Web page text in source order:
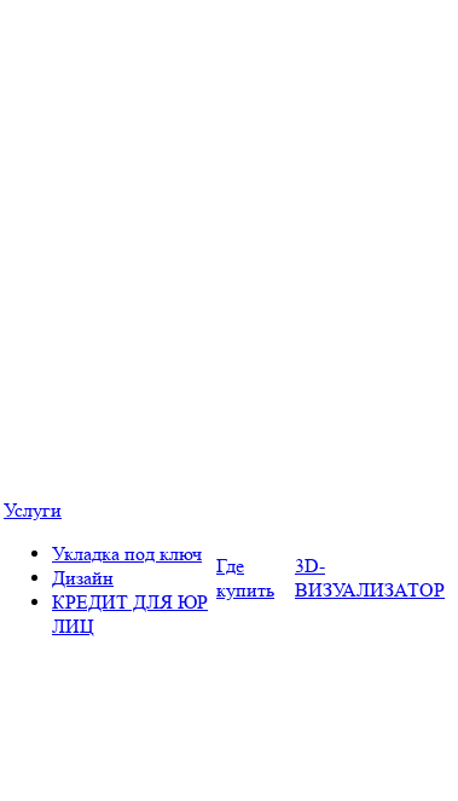
Услуги
Укладка под ключ
Дизайн
КРЕДИТ ДЛЯ ЮР
ЛИЦ
Где
купить
3D-
ВИЗУАЛИЗАТОР